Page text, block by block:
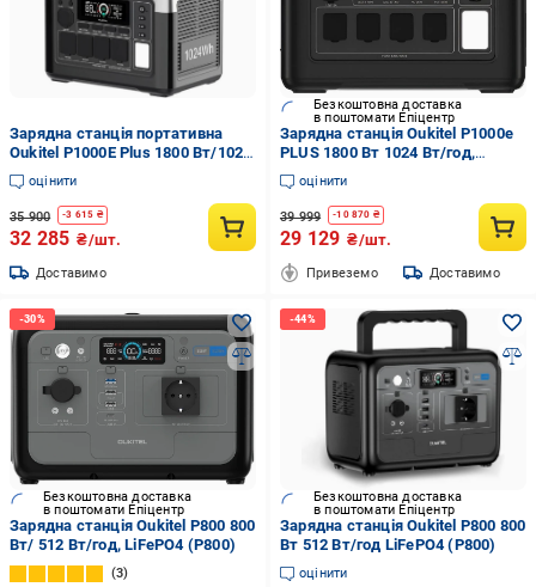
Зарядна станція портативна
Oukitel P1000E Plus 1800 Вт/1024
Вт/год LiFePO4
оцінити
35 900 -3 615 ₴
32 285 ₴/шт.
Доставимо
Безкоштовна доставка
в поштомати Епіцентр
Зарядна станція Oukitel P1000e
PLUS 1800 Вт 1024 Вт/год,
(P1000)
оцінити
39 999 -10 870 ₴
29 129 ₴/шт.
Привеземо Доставимо
Безкоштовна доставка
в поштомати Епіцентр
Зарядна станція Oukitel P800 800
Вт/ 512 Вт/год, LiFePO4 (P800)
3
Безкоштовна доставка
в поштомати Епіцентр
Зарядна станція Oukitel P800 800
Вт 512 Вт/год LiFePO4 (P800)
оцінити